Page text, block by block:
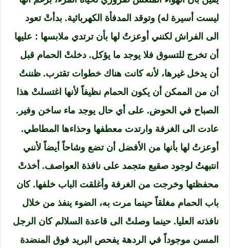
ليست أسيرة له) وتوقد المدفأة الكهربائية. بدأتْ تعود
الى الفراش لكنني أوعزتُ لها بأن ترتدي ملابسها : عليها
أن تخرج للتسوق فلا يوجد ما يؤكل. دخلتْ الحمام قبل
أن يدخل غيرها، لأنه كانت هناك خطوات تقترب. ظننتُ
أن من الممكن أن يكون الحمام نظيفاً لأنها اغتسلتْ هذا
الصباح في الحوض. على أي حال يوجد ماء ساخن وفير.
عادت الى الغرفة وارتدت معطفها وحذاءها المطاطي.
أوعزتُ لها بأنها من الأفضل أن تضع وشاحاً أيضاً لأنني
انتبهتُ لوجود صقيع متجمد على نافذة العواصف. أخذتْ
محفظتها وخرجت من الغرفة وأغلقت الباب خلفها. كان
باب الحمام مغلقاً حينما مرت به، الضوء ينفذ من خلال
نافذته العليا. حينما وصلتْ الى قاعدة السلالم كان الرجل
المسن موجوداً في الردهة يفحص البريد فوق المنضدة